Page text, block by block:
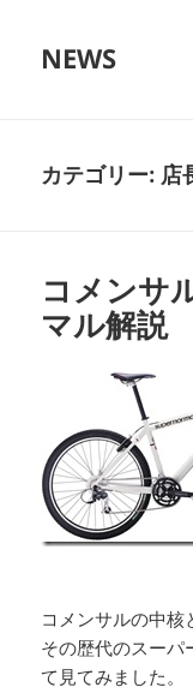
NEWS
カテゴリー: 店
コメンサ
マル解説
コメンサルの中核
その歴代のスーパ
て見てみました。